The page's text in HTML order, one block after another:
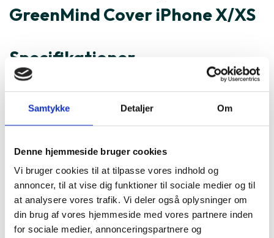
Samtykke Detaljer Om
Denne hjemmeside bruger cookies
Vi bruger cookies til at tilpasse vores indhold og
annoncer, til at vise dig funktioner til sociale medier og til
at analysere vores trafik. Vi deler også oplysninger om
din brug af vores hjemmeside med vores partnere inden
for sociale medier, annonceringspartnere og
GreenMind Cover iPhone X/XS
Specifikationer
Varenummer
GreenMind Cover iPhone X/XS
er ofte købt sammen med